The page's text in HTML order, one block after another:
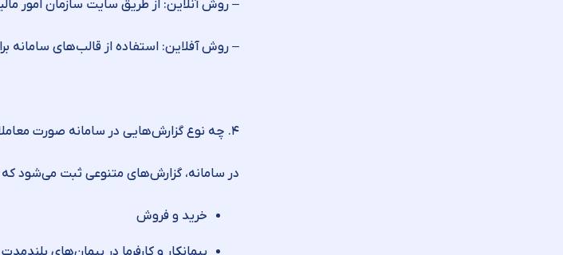
– روش آنلاین: از طریق سایت سازمان امور
– روش آفلاین: استفاده از قالب‌های سامانه
۴. چه نوع گزارش‌هایی در سامانه صورت معاملات فصلی ثبت می‌شود؟
در سامانه، گزارش‌های متنوعی ثبت می‌شود
خرید و فروش